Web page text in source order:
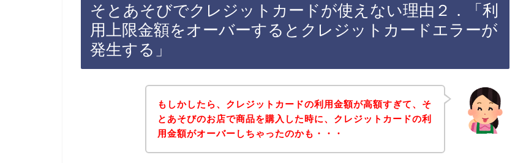
そとあそびでクレジットカードが使えない理由２．「利
用上限金額をオーバーするとクレジットカードエラーが
発生する」
もしかしたら、クレジットカードの利用金額が高額すぎて、そ
とあそびのお店で商品を購入した時に、クレジットカードの利
用金額がオーバーしちゃったのかも・・・